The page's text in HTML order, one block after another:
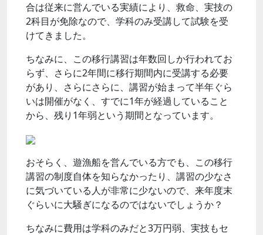
合は従来に営んでいる実績により、救命、実技の
2科目が免除なので、学科のみ受講して試験を受
けてきました。
ちなみに、この移行講習は年数回しか行われてお
らず、さらに2年間に移行期間内に受講する必要
があり、さらにさらに、講習が始まって半年ぐら
いは開催がなく、すでに1年が経過していること
から、残り1年弱という期間となっています。
おそらく、遊漁船を営んでいる方でも、この移行
講習の制度自体を知らなかったり、講習の少なさ
に気づいている人が非常に少ないので、来年度末
ぐらいに大騒ぎになるのではないでしょうか？
ちなみに費用は学科のみだと3万円弱、実技もセ